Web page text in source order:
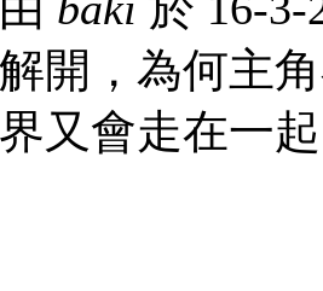
開，為何主
又會走在一